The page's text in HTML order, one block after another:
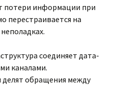
потери информации при
перестраивается на
соединяет дата-
каналами.
делят обращения между